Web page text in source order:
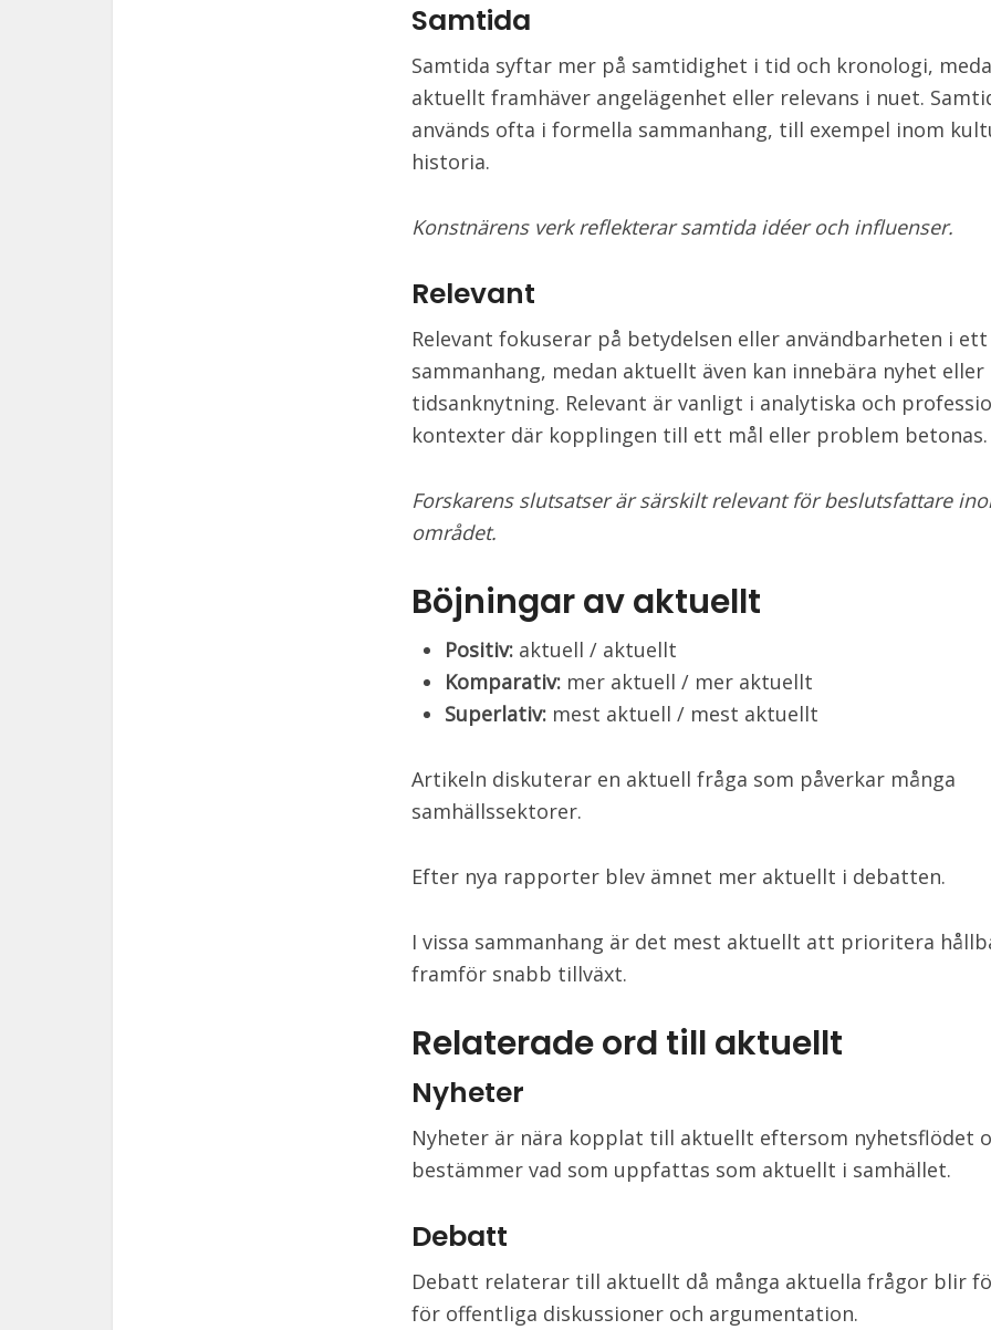
Samtida
Samtida syftar mer på samtidighet i tid och kronologi,
aktuellt framhäver angelägenhet eller relevans i nuet.
används ofta i formella sammanhang, till exempel inom
historia.
Konstnärens verk reflekterar samtida idéer och influenser.
Relevant
Relevant fokuserar på betydelsen eller användbarheten i
sammanhang, medan aktuellt även kan innebära nyhet eller
tidsanknytning. Relevant är vanligt i analytiska och
kontexter där kopplingen till ett mål eller problem betonas.
Forskarens slutsatser är särskilt relevant för beslutsfattare
området.
Böjningar av aktuellt
Positiv: aktuell / aktuellt
Komparativ: mer aktuell / mer aktuellt
Superlativ: mest aktuell / mest aktuellt
Artikeln diskuterar en aktuell fråga som påverkar många
samhällssektorer.
Efter nya rapporter blev ämnet mer aktuellt i debatten.
I vissa sammanhang är det mest aktuellt att prioritera
framför snabb tillväxt.
Relaterade ord till aktuellt
Nyheter
Nyheter är nära kopplat till aktuellt eftersom nyhetsflödet
bestämmer vad som uppfattas som aktuellt i samhället.
Debatt
Debatt relaterar till aktuellt då många aktuella frågor blir
för offentliga diskussioner och argumentation.